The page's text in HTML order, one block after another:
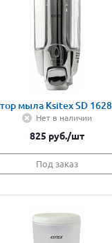
Дозатор мыла Ksitex SD
Нет в наличии
825 руб./шт
Под заказ